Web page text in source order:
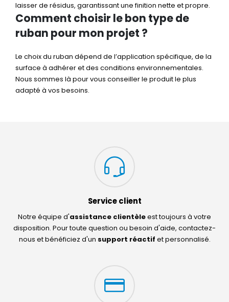
laisser de résidus, garantissant une finition nette et propre.
Comment choisir le bon type de
ruban pour mon projet ?
Le choix du ruban dépend de l’application spécifique, de la
surface à adhérer et des conditions environnementales.
Nous sommes là pour vous conseiller le produit le plus
adapté à vos besoins.
Service client
Notre équipe d'assistance clientèleest toujours à votre
disposition. Pour toute question ou besoin d'aide, contactez-
nous et bénéficiez d'un support réactif et personnalisé.